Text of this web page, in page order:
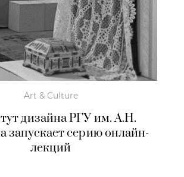
Art & Culture
дизайна РГУ им. А.Н.
запускает серию онлайн-
лекций